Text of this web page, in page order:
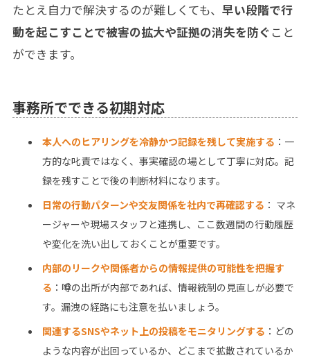
たとえ自力で解決するのが難しくても、 早い段階で行
動を起こすことで被害の拡大や証拠の消失を防ぐ こと
ができます。
事務所でできる初期対応
本人へのヒアリングを冷静かつ記録を残して実施する ：一
方的な叱責ではなく、事実確認の場として丁寧に対応。記
録を残すことで後の判断材料になります。
日常の行動パターンや交友関係を社内で再確認する ： マネ
ージャーや現場スタッフと連携し、ここ数週間の行動履歴
や変化を洗い出しておくことが重要です。
内部のリークや関係者からの情報提供の可能性を把握す
る ：噂の出所が内部であれば、情報統制の見直しが必要で
す。漏洩の経路にも注意を払いましょう。
関連するSNSやネット上の投稿をモニタリングする ：どの
ような内容が出回っているか、どこまで拡散されているか